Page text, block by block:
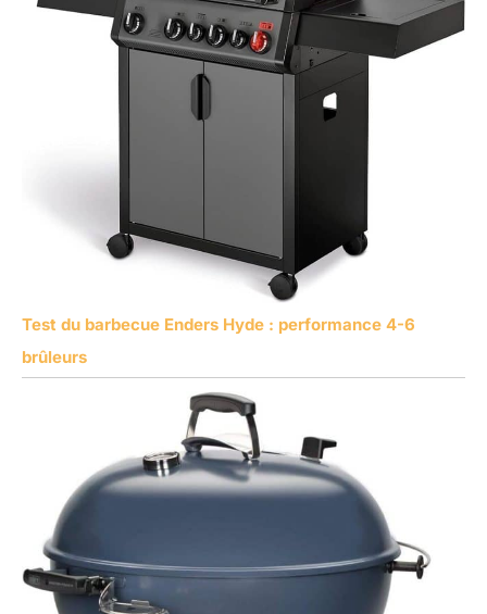
Test du barbecue Enders Hyde : performance 4-6
brûleurs